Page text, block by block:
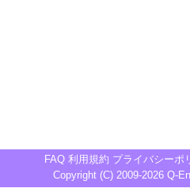
FAQ 利用規約 プライバシーポ
Copyright (C) 2009-2026 Q-